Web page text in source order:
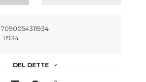
7090054311934
11934
DEL DETTE